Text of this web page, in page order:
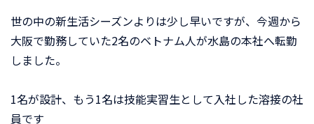
世の中の新生活シーズンよりは少し早いですが、今週から
大阪で勤務していた2名のベトナム人が水島の本社へ転勤
しました。
1名が設計、もう1名は技能実習生として入社した溶接の社
員です